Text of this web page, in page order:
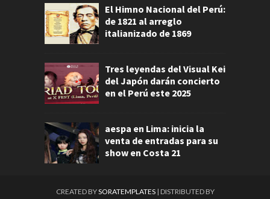
El Himno Nacional del Perú:
de 1821 al arreglo
italianizado de 1869
Tres leyendas del Visual Kei
del Japón darán concierto
en el Perú este 2025
aespa en Lima: inicia la
venta de entradas para su
show en Costa 21
CREATED BYSORATEMPLATES| DISTRIBUTED BY